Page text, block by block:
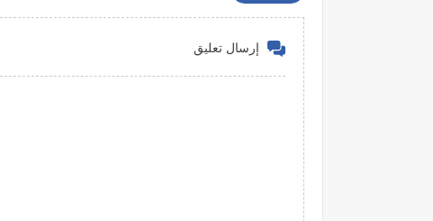
إرسال تعليق